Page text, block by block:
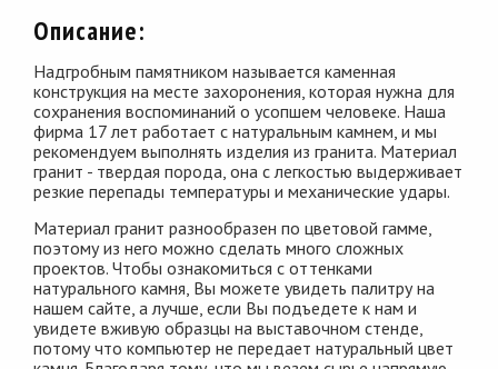
Описание:
Надгробным памятником называется каменная
конструкция на месте захоронения, которая нужна для
сохранения воспоминаний о усопшем человеке. Наша
фирма 17 лет работает с натуральным камнем, и мы
рекомендуем выполнять изделия из гранита. Материал
гранит - твердая порода, она с легкостью выдерживает
резкие перепады температуры и механические удары.
Материал гранит разнообразен по цветовой гамме,
поэтому из него можно сделать много сложных
проектов. Чтобы ознакомиться с оттенками
натурального камня, Вы можете увидеть палитру на
нашем сайте, а лучше, если Вы подъедете к нам и
увидете вживую образцы на выставочном стенде,
потому что компьютер не передает натуральный цвет